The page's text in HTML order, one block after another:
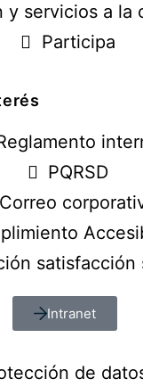
y servicios a la
Participa
PQRSD
Correo
satisfacción
Intranet
de